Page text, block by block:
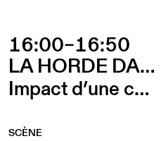
16:00–16:50
LA HORDE DANS LES PAVÉS
Impact d’une course x Stadium
SCÈNE